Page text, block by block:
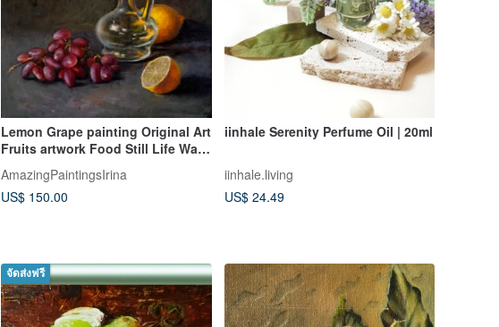
Lemon Grape painting Original Art
Fruits artwork Food Still Life Wall
AmazingPaintingsIrina
US$ 150.00
iinhale Serenity Perfume Oil | 20ml
iinhale.living
US$ 24.49
จัดส่งฟรี